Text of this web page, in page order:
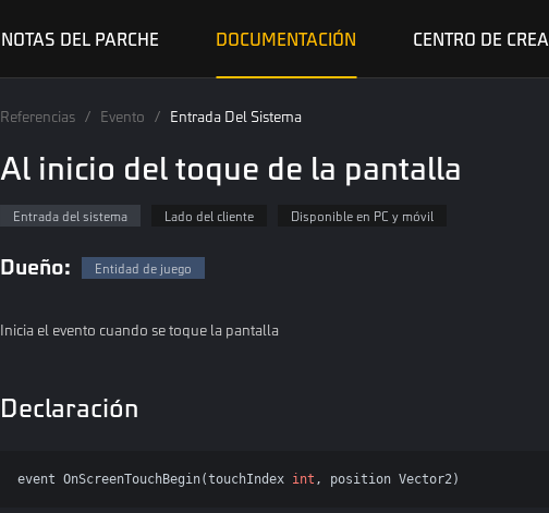
NOTAS DEL PARCHE DOCUMENTACIÓN CENTRO DE
Referencias / Evento / Entrada Del Sistema
Al inicio del toque de la pantalla
Entrada del sistema Lado del cliente Disponible en PC y móvil
Dueño: Entidad de juego
Inicia el evento cuando se toque la pantalla
Declaración
event OnScreenTouchBegin(touchIndex int